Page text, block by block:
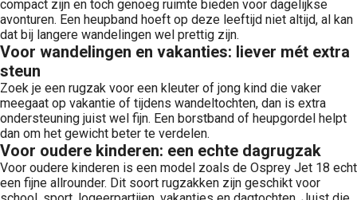
compact zijn en toch genoeg ruimte bieden voor dagelijkse
avonturen. Een heupband hoeft op deze leeftijd niet altijd, al kan
dat bij langere wandelingen wel prettig zijn.
Voor wandelingen en vakanties: liever mét extra
steun
Zoek je een rugzak voor een kleuter of jong kind die vaker
meegaat op vakantie of tijdens wandeltochten, dan is extra
ondersteuning juist wel fijn. Een borstband of heupgordel helpt
dan om het gewicht beter te verdelen.
Voor oudere kinderen: een echte dagrugzak
Voor oudere kinderen is een model zoals de Osprey Jet 18 echt
een fijne allrounder. Dit soort rugzakken zijn geschikt voor